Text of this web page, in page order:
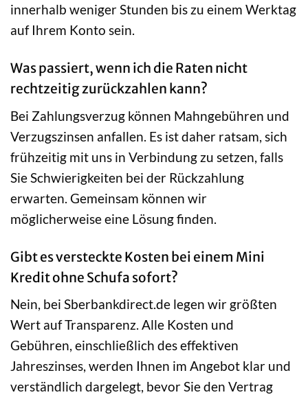
innerhalb weniger Stunden bis zu einem Werktag
auf Ihrem Konto sein.
Was passiert, wenn ich die Raten nicht
rechtzeitig zurückzahlen kann?
Bei Zahlungsverzug können Mahngebühren und
Verzugszinsen anfallen. Es ist daher ratsam, sich
frühzeitig mit uns in Verbindung zu setzen, falls
Sie Schwierigkeiten bei der Rückzahlung
erwarten. Gemeinsam können wir
möglicherweise eine Lösung finden.
Gibt es versteckte Kosten bei einem Mini
Kredit ohne Schufa sofort?
Nein, bei Sberbankdirect.de legen wir größten
Wert auf Transparenz. Alle Kosten und
Gebühren, einschließlich des effektiven
Jahreszinses, werden Ihnen im Angebot klar und
verständlich dargelegt, bevor Sie den Vertrag